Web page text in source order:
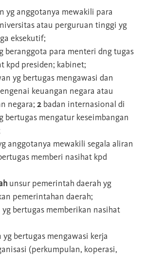
yg anggotanya mewakili para
atau perguruan tinggi yg
eksekutif;
beranggota para menteri dng tugas
kpd presiden; kabinet;
yg bertugas mengawasi dan
keuangan negara atau
negara; 2 badan internasional di
bertugas mengatur keseimbangan
anggotanya mewakili segala aliran
memberi nasihat kpd
unsur pemerintah daerah yg
pemerintahan daerah;
bertugas memberikan nasihat
bertugas mengawasi kerja
(perkumpulan, koperasi,